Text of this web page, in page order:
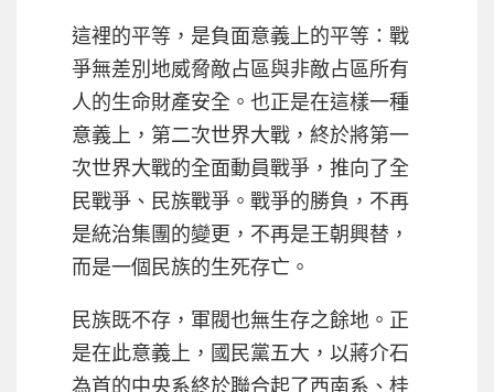
這裡的平等，是負面意義上的平等：戰
爭無差別地威脅敵占區與非敵占區所有
人的生命財產安全。也正是在這樣一種
意義上，第二次世界大戰，終於將第一
次世界大戰的全面動員戰爭，推向了全
民戰爭、民族戰爭。戰爭的勝負，不再
是統治集團的變更，不再是王朝興替，
而是一個民族的生死存亡。
民族既不存，軍閥也無生存之餘地。正
是在此意義上，國民黨五大，以蔣介石
為首的中央系終於聯合起了西南系、桂